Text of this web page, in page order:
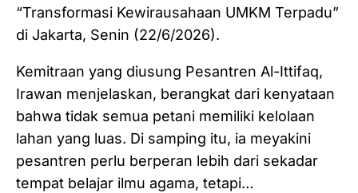
“Transformasi Kewirausahaan UMKM Terpadu”
di Jakarta, Senin (22/6/2026).
Kemitraan yang diusung Pesantren Al-Ittifaq,
Irawan menjelaskan, berangkat dari kenyataan
bahwa tidak semua petani memiliki kelolaan
lahan yang luas. Di samping itu, ia meyakini
pesantren perlu berperan lebih dari sekadar
tempat belajar ilmu agama, tetapi…